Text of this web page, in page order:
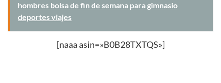
hombres bolsa de fin de semana para gimnasio
deportes viajes
[naaa asin=»B0B28TXTQS»]